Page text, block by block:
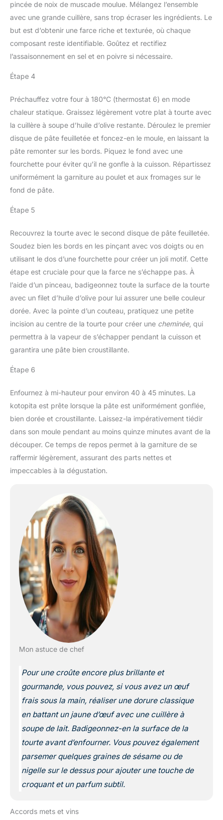
pincée de noix de muscade moulue. Mélangez l’ensemble
avec une grande cuillère, sans trop écraser les ingrédients. Le
but est d’obtenir une farce riche et texturée, où chaque
composant reste identifiable. Goûtez et rectifiez
l’assaisonnement en sel et en poivre si nécessaire.
Étape 4
Préchauffez votre four à 180°C (thermostat 6) en mode
chaleur statique. Graissez légèrement votre plat à tourte avec
la cuillère à soupe d’huile d’olive restante. Déroulez le premier
disque de pâte feuilletée et foncez-en le moule, en laissant la
pâte remonter sur les bords. Piquez le fond avec une
fourchette pour éviter qu’il ne gonfle à la cuisson. Répartissez
uniformément la garniture au poulet et aux fromages sur le
fond de pâte.
Étape 5
Recouvrez la tourte avec le second disque de pâte feuilletée.
Soudez bien les bords en les pinçant avec vos doigts ou en
utilisant le dos d’une fourchette pour créer un joli motif. Cette
étape est cruciale pour que la farce ne s’échappe pas. À
l’aide d’un pinceau, badigeonnez toute la surface de la tourte
avec un filet d’huile d’olive pour lui assurer une belle couleur
dorée. Avec la pointe d’un couteau, pratiquez une petite
incision au centre de la tourte pour créer une cheminée, qui
permettra à la vapeur de s’échapper pendant la cuisson et
garantira une pâte bien croustillante.
Étape 6
Enfournez à mi-hauteur pour environ 40 à 45 minutes. La
kotopita est prête lorsque la pâte est uniformément gonflée,
bien dorée et croustillante. Laissez-la impérativement tiédir
dans son moule pendant au moins quinze minutes avant de la
découper. Ce temps de repos permet à la garniture de se
raffermir légèrement, assurant des parts nettes et
impeccables à la dégustation.
Mon astuce de chef
Pour une croûte encore plus brillante et
gourmande, vous pouvez, si vous avez un œuf
frais sous la main, réaliser une dorure classique
en battant un jaune d’œuf avec une cuillère à
soupe de lait. Badigeonnez-en la surface de la
tourte avant d’enfourner. Vous pouvez également
parsemer quelques graines de sésame ou de
nigelle sur le dessus pour ajouter une touche de
croquant et un parfum subtil.
Accords mets et vins